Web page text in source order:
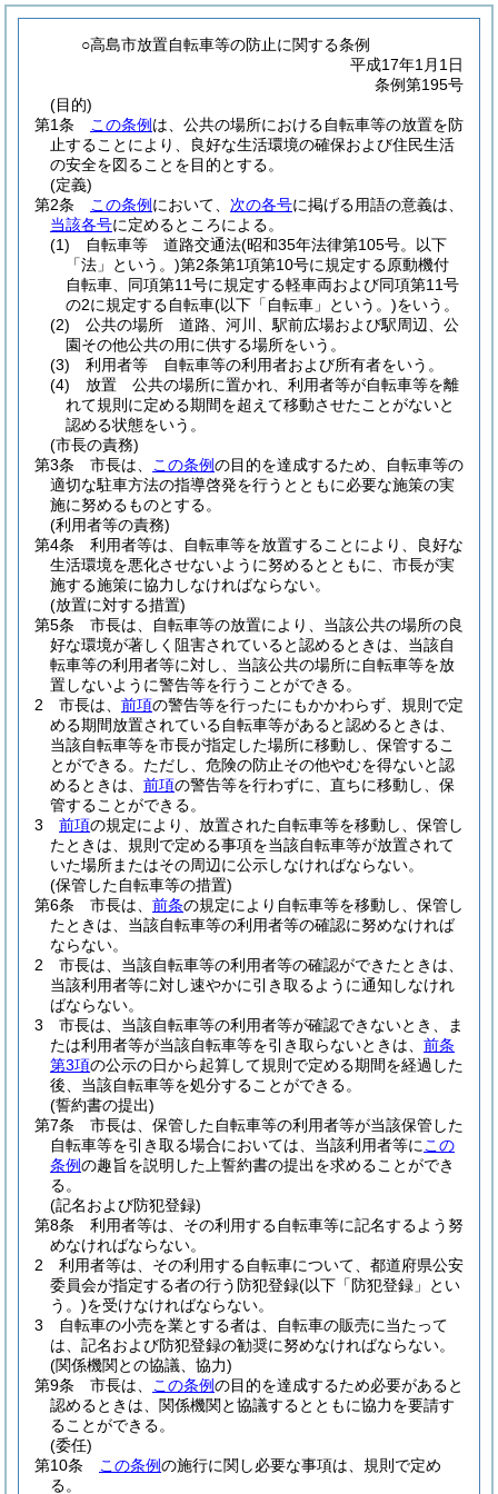
○高島市放置自転車等の防止に関する条例
平成17年1月1日
条例第195号
(目的)
第1条
この条例 は、公共の場所における自転車等の放置を防
止することにより、良好な生活環境の確保および住民生活
の安全を図ることを目的とする。
(定義)
第2条
この条例 において、 次の各号に掲げる用語の意義は、
当該各号に定めるところによる。
(1)
自転車等 道路交通法(昭和35年法律第105号。以下
「法」という。)第2条第1項第10号に規定する原動機付
自転車、同項第11号に規定する軽車両および同項第11号
の2に規定する自転車(以下「自転車」という。)をいう。
(2)
公共の場所 道路、河川、駅前広場および駅周辺、公
園その他公共の用に供する場所をいう。
(3)
利用者等 自転車等の利用者および所有者をいう。
(4)
放置 公共の場所に置かれ、利用者等が自転車等を離
れて規則に定める期間を超えて移動させたことがないと
認める状態をいう。
(市長の責務)
第3条
市長は、 この条例の目的を達成するため、自転車等の
適切な駐車方法の指導啓発を行うとともに必要な施策の実
施に努めるものとする。
(利用者等の責務)
第4条
利用者等は、自転車等を放置することにより、良好な
生活環境を悪化させないように努めるとともに、市長が実
施する施策に協力しなければならない。
(放置に対する措置)
第5条
市長は、自転車等の放置により、当該公共の場所の良
好な環境が著しく阻害されていると認めるときは、当該自
転車等の利用者等に対し、当該公共の場所に自転車等を放
置しないように警告等を行うことができる。
2
市長は、 前項の警告等を行ったにもかかわらず、規則で定
める期間放置されている自転車等があると認めるときは、
当該自転車等を市長が指定した場所に移動し、保管するこ
とができる。 ただし、危険の防止その他やむを得ないと認
めるときは、 前項の警告等を行わずに、直ちに移動し、保
管することができる。
3
前項の規定により、放置された自転車等を移動し、保管し
たときは、規則で定める事項を当該自転車等が放置されて
いた場所またはその周辺に公示しなければならない。
(保管した自転車等の措置)
第6条
市長は、 前条の規定により自転車等を移動し、保管し
たときは、当該自転車等の利用者等の確認に努めなければ
ならない。
2
市長は、当該自転車等の利用者等の確認ができたときは、
当該利用者等に対し速やかに引き取るように通知しなけれ
ばならない。
3
市長は、当該自転車等の利用者等が確認できないとき、ま
たは利用者等が当該自転車等を引き取らないときは、 前条
第3項の公示の日から起算して規則で定める期間を経過した
後、当該自転車等を処分することができる。
(誓約書の提出)
第7条
市長は、保管した自転車等の利用者等が当該保管した
自転車等を引き取る場合においては、当該利用者等に この
条例の趣旨を説明した上誓約書の提出を求めることができ
る。
(記名および防犯登録)
第8条
利用者等は、その利用する自転車等に記名するよう努
めなければならない。
2
利用者等は、その利用する自転車について、都道府県公安
委員会が指定する者の行う防犯登録(以下「防犯登録」とい
う。)を受けなければならない。
3
自転車の小売を業とする者は、自転車の販売に当たって
は、記名および防犯登録の勧奨に努めなければならない。
(関係機関との協議、協力)
第9条
市長は、 この条例の目的を達成するため必要があると
認めるときは、関係機関と協議するとともに協力を要請す
ることができる。
(委任)
第10条
この条例の施行に関し必要な事項は、規則で定め
る。